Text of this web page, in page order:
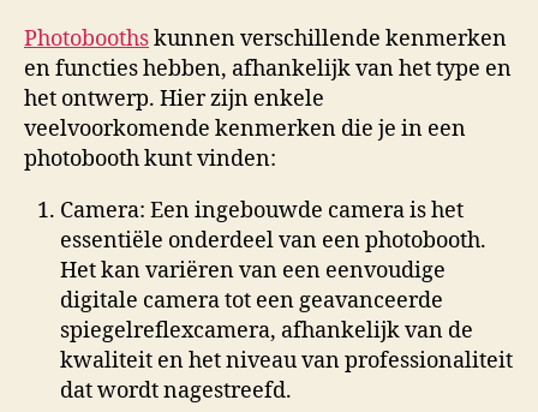
Photoboothskunnen verschillende kenmerken
en functies hebben, afhankelijk van het type en
het ontwerp. Hier zijn enkele
veelvoorkomende kenmerken die je in een
photobooth kunt vinden:
Camera: Een ingebouwde camera is het
essentiële onderdeel van een photobooth.
Het kan variëren van een eenvoudige
digitale camera tot een geavanceerde
spiegelreflexcamera, afhankelijk van de
kwaliteit en het niveau van professionaliteit
dat wordt nagestreefd.